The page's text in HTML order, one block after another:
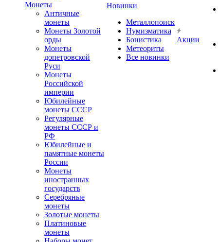
Монеты
Античные
монеты
Монеты Золотой
орды
Монеты
допетровской
Руси
Монеты
Российской
империи
Юбилейные
монеты СССР
Регулярные
монеты СССР и
РФ
Юбилейные и
памятные монеты
России
Монеты
иностранных
государств
Серебряные
монеты
Золотые монеты
Платиновые
монеты
Новинки
Металлопоиск
Нумизматика
Бонистика
Метеориты
Все новинки
Акции